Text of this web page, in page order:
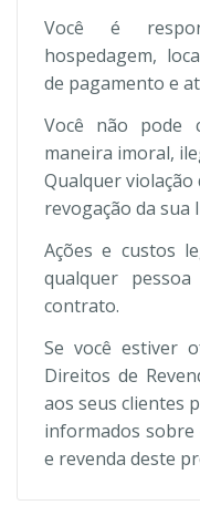
Você é
hospedagem,
de pagamento e
Você não pode
maneira imoral,
Qualquer
revogação da sua
Ações e custos
qualquer
contrato.
Se você estiver
Direitos de
aos seus clientes
informados sobre
e revenda deste